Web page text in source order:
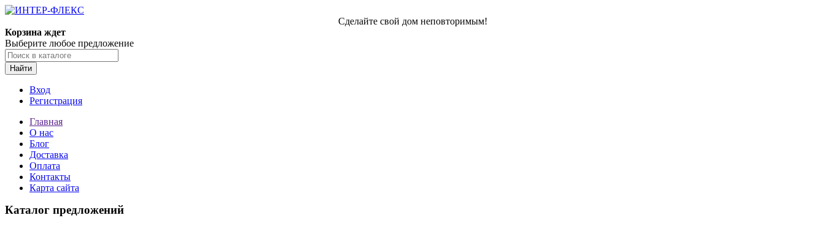
Сделайте свой дом неповторимым!
Корзина ждет
Выберите любое предложение
Найти
Вход
Регистрация
Главная
О нас
Блог
Доставка
Оплата
Контакты
Карта сайта
Каталог предложений